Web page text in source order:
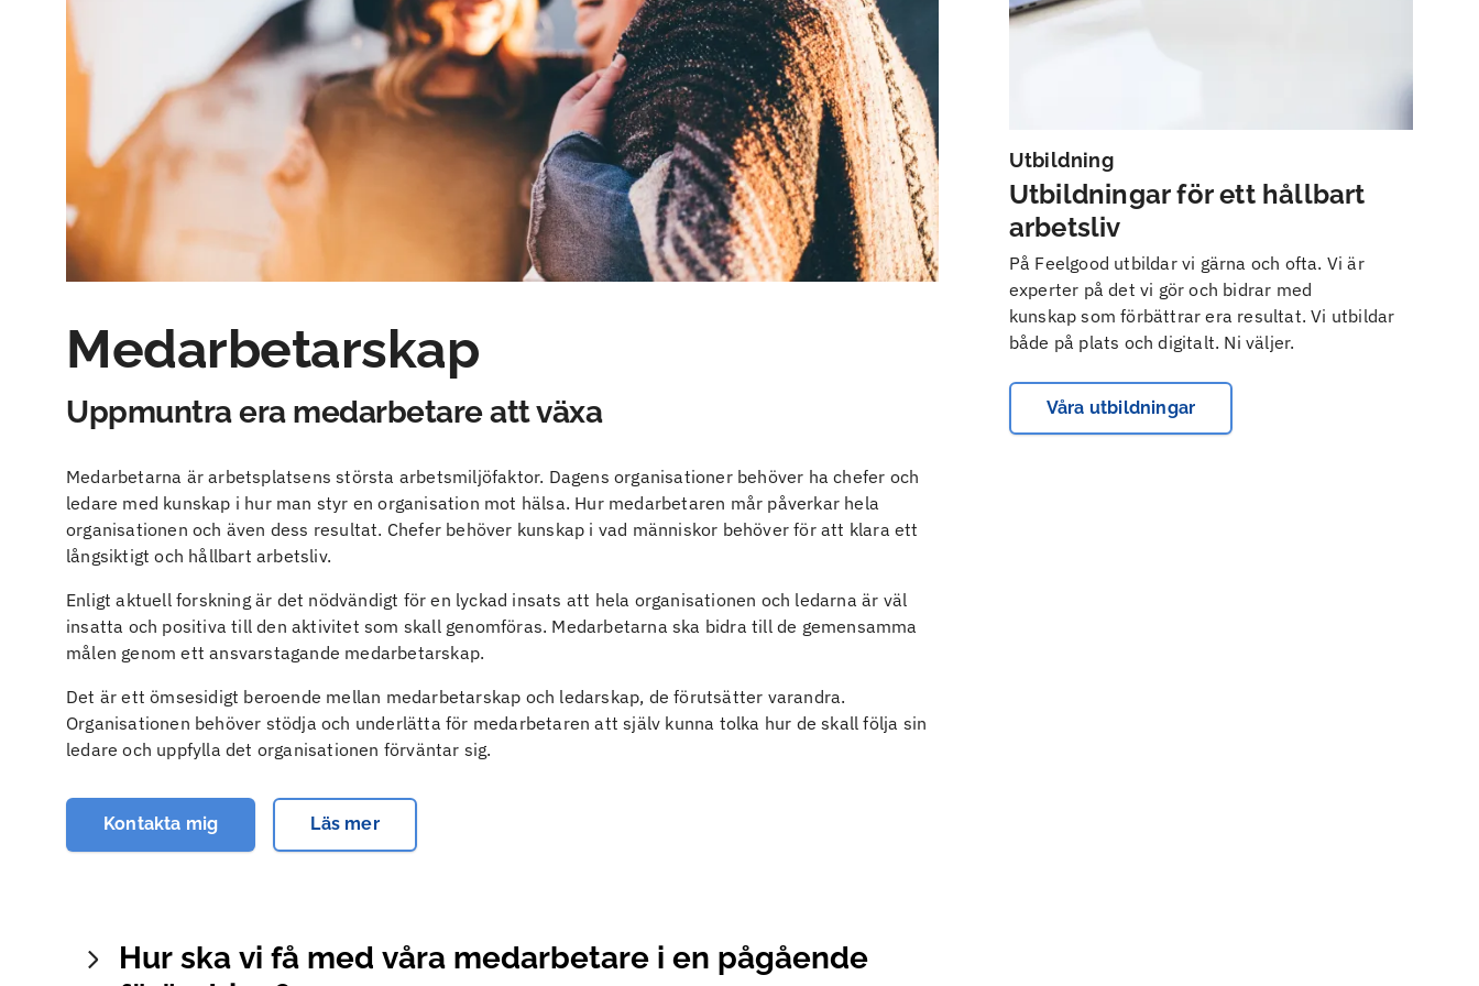
Medarbetarskap
Uppmuntra era medarbetare att växa
Medarbetarna är arbetsplatsens största arbetsmiljöfaktor. Dagens organisationer behöver ha chefer och
ledare med kunskap i hur man styr en organisation mot hälsa. Hur medarbetaren mår påverkar hela
organisationen och även dess resultat. Chefer behöver kunskap i vad människor behöver för att klara ett
långsiktigt och hållbart arbetsliv.
Enligt aktuell forskning är det nödvändigt för en lyckad insats att hela organisationen och ledarna är väl
insatta och positiva till den aktivitet som skall genomföras. Medarbetarna ska bidra till de gemensamma
målen genom ett ansvarstagande medarbetarskap.
Det är ett ömsesidigt beroende mellan medarbetarskap och ledarskap, de förutsätter varandra.
Organisationen behöver stödja och underlätta för medarbetaren att själv kunna tolka hur de skall följa sin
ledare och uppfylla det organisationen förväntar sig.
Kontakta mig Läs mer
krafter, är en förutsättning för att uppnå välfungerande grupper med självstyrande och samspelande
medarbetare, som presterar optimalt. Tillsammans med er siktar vi på ett arbetsklimat präglat av hälsa
Hur ska vi få med våra medarbetare i en pågående
Utbildningar för ett hållbart
arbetsliv
Utbildning
På Feelgood utbildar vi gärna och ofta. Vi är
experter på det vi gör och bidrar med
kunskap som förbättrar era resultat. Vi utbildar
både på plats och digitalt. Ni väljer.
Våra utbildningar